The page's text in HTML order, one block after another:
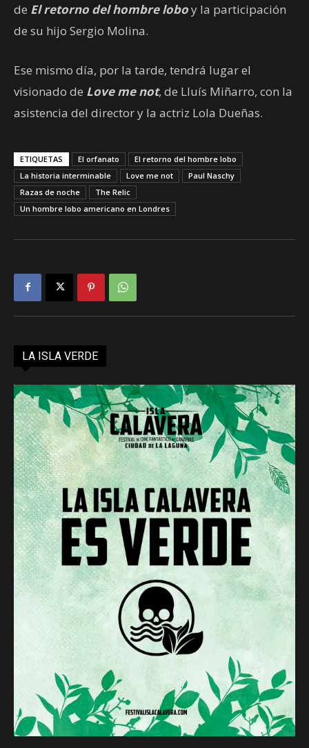
de El retorno del hombre loboy la participación
de su hijo Sergio Molina.
Ese mismo día, por la tarde, tendrá lugar el
visionado de Love me not, de Lluís Miñarro, con la
asistencia del director y la actriz Lola Dueñas.
ETIQUETAS El orfanato
El retorno del hombre lobo
La historia interminable
Love me not
Paul Naschy
Razas de noche
The Relic
Un hombre lobo americano en Londres
LA ISLA VERDE